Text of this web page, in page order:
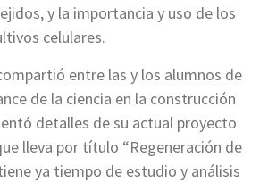
y la importancia y uso de los
celulares.
entre las y los alumnos de
de la ciencia en la construcción
detalles de su actual proyecto
lleva por título “Regeneración de
ya tiempo de estudio y análisis